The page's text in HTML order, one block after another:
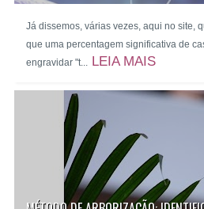
Já dissemos, várias vezes, aqui no site,
que uma percentagem significativa de
engravidar "t... LEIA MAIS